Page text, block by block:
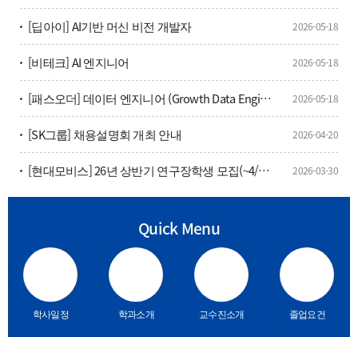
[딥아이] AI기반 머신 비전 개발자 2026-05-18
[비테크] AI 엔지니어 2026-05-18
[패스오더] 데이터 엔지니어 (Growth Data Engineer), 부산 2026-05-18
[SK그룹] 채용설명회 개최 안내 2026-04-20
[현대모비스] 26년 상반기 연구장학생 모집(~4/16(목) 15:00) 2026-03-30
Quick Menu
학사일정 학과소개 교수진소개 졸업요건